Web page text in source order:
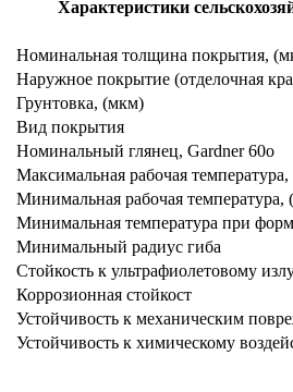
Характеристики
Номинальная толщина покрытия,
Наружное покрытие (отделочная
Грунтовка, (мкм)
Вид покрытия
Номинальный глянец, Gardner 60o
Максимальная рабочая температура,
Минимальная рабочая температура,
Минимальная температура при
Минимальный радиус гиба
Стойкость к ультрафиолетовому
Коррозионная стойкост
Устойчивость к механическим
Устойчивость к химическому